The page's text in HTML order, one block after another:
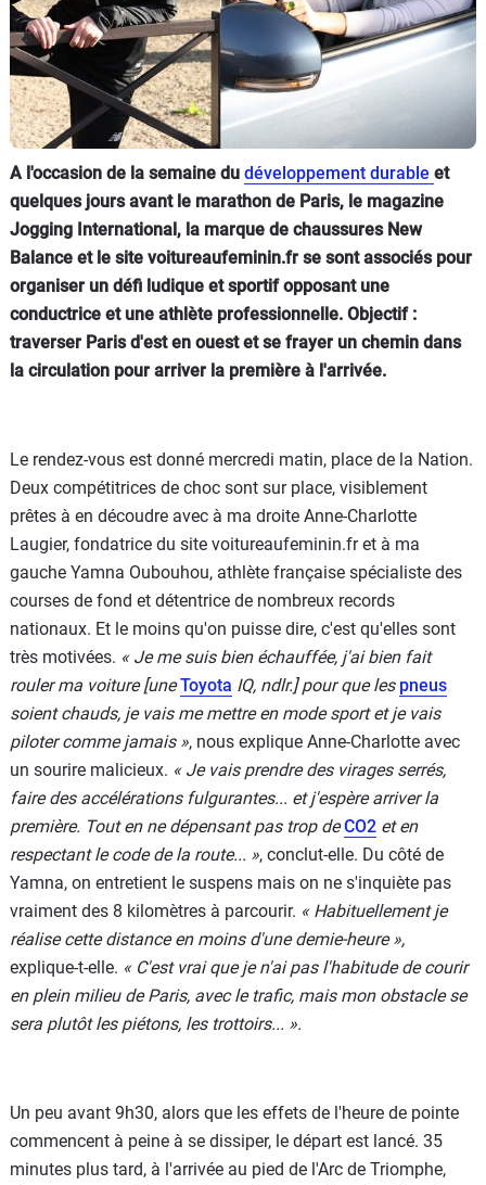
Marques
A l'occasion de la semaine du développement durable et
quelques jours avant le marathon de Paris, le magazine
Jogging International, la marque de chaussures New
Balance et le site voitureaufeminin.fr se sont associés pour
organiser un défi ludique et sportif opposant une
conductrice et une athlète professionnelle. Objectif :
traverser Paris d'est en ouest et se frayer un chemin dans
la circulation pour arriver la première à l'arrivée.
Le rendez-vous est donné mercredi matin, place de la Nation.
Deux compétitrices de choc sont sur place, visiblement
prêtes à en découdre avec à ma droite Anne-Charlotte
Laugier, fondatrice du site voitureaufeminin.fr et à ma
gauche Yamna Oubouhou, athlète française spécialiste des
courses de fond et détentrice de nombreux records
nationaux. Et le moins qu'on puisse dire, c'est qu'elles sont
très motivées. « Je me suis bien échauffée, j'ai bien fait
rouler ma voiture[uneToyota IQ, ndlr.]pour que les pneus
soient chauds, je vais me mettre en mode sport et je vais
piloter comme jamais », nous explique Anne-Charlotte avec
un sourire malicieux. « Je vais prendre des virages serrés,
faire des accélérations fulgurantes... et j'espère arriver la
première. Tout en ne dépensant pas trop deCO2 et en
respectant le code de la route... », conclut-elle. Du côté de
Yamna, on entretient le suspens mais on ne s'inquiète pas
vraiment des 8 kilomètres à parcourir. « Habituellement je
réalise cette distance en moins d'une demie-heure »,
explique-t-elle. « C'est vrai que je n'ai pas l'habitude de courir
en plein milieu de Paris, avec le trafic, mais mon obstacle se
sera plutôt les piétons, les trottoirs... ».
Un peu avant 9h30, alors que les effets de l'heure de pointe
commencent à peine à se dissiper, le départ est lancé. 35
minutes plus tard, à l'arrivée au pied de l'Arc de Triomphe,